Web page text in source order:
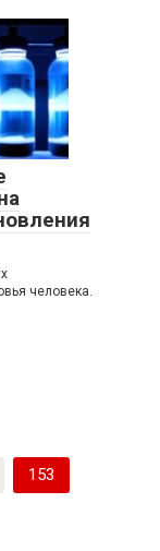
человека.
153